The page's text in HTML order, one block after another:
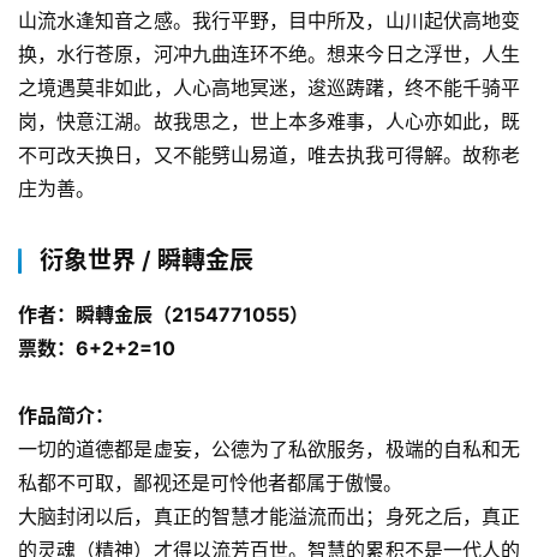
山流水逢知音之感。我行平野，目中所及，山川起伏高地变
换，水行苍原，河冲九曲连环不绝。想来今日之浮世，人生
之境遇莫非如此，人心高地冥迷，逡巡踌躇，终不能千骑平
岗，快意江湖。故我思之，世上本多难事，人心亦如此，既
不可改天换日，又不能劈山易道，唯去执我可得解。故称老
庄为善。
衍象世界 / 瞬轉金辰
作者：瞬轉金辰（2154771055）
票数：6+2+2=10
作品简介：
一切的道德都是虚妄，公德为了私欲服务，极端的自私和无
私都不可取，鄙视还是可怜他者都属于傲慢。
大脑封闭以后，真正的智慧才能溢流而出；身死之后，真正
的灵魂（精神）才得以流芳百世。智慧的累积不是一代人的